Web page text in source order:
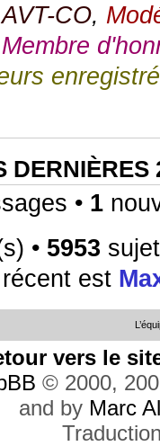
CO,
Membre
DERNIÈRES
• 1
• 5953
est
vers le
© 2000,
and by Marc